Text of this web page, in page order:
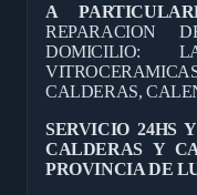
A
REPARACION
DOMICILIO:
CALDERAS,
SERVICIO 24HS
CALDERAS Y
PROVINCIA DE